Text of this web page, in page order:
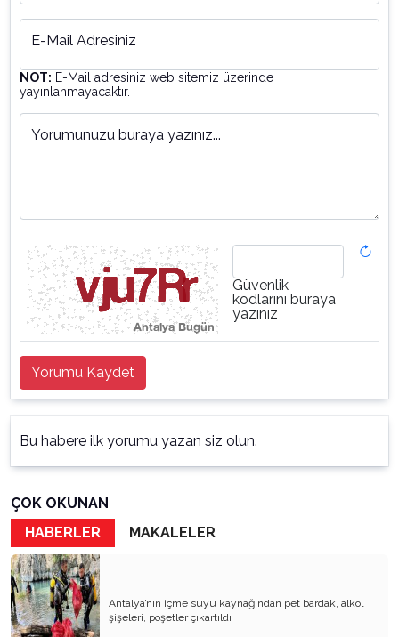
E-Mail Adresiniz
NOT: E-Mail adresiniz web sitemiz üzerinde
yayınlanmayacaktır.
Yorumunuzu buraya yazınız...
Güvenlik
kodlarını buraya
yazınız
Yorumu Kaydet
Bu habere ilk yorumu yazan siz olun.
ÇOK OKUNAN
HABERLER
MAKALELER
Antalya’nın içme suyu kaynağından pet bardak, alkol
şişeleri, poşetler çıkartıldı